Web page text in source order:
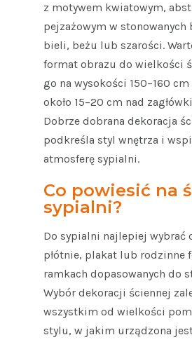
z motywem kwiatowym,
pejzażowym w stonowanych
bieli, beżu lub szarości.
format obrazu do wielkości
go na wysokości 150–160
około 15–20 cm nad
Dobrze dobrana dekoracja
podkreśla styl wnętrza i
atmosferę sypialni.
Co powiesić na
sypialni?
Do sypialni najlepiej wybrać
płótnie, plakat lub rodzinne
ramkach dopasowanych do
Wybór dekoracji ściennej
wszystkim od wielkości
stylu, w jakim urządzona